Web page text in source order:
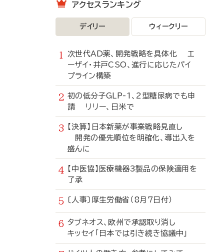
アクセスランキング
デイリー ウィークリー
次世代AD薬、開発戦略を具体化 エ
ーザイ・井戸CSO、進行に応じたパイ
プライン構築
初の低分子GLP-1、2型糖尿病でも申
請 リリー、日米で
【決算】日本新薬が事業戦略見直し
開発の優先順位を明確化、導出入を
盛んに
【中医協】医療機器3製品の保険適用を
了承
〔人事〕厚生労働省（8月7日付）
タブネオス、欧州で承認取り消し
キッセイ「日本では引き続き協議中」